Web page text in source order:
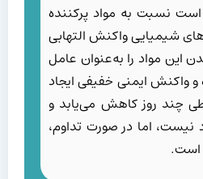
نسبت به مواد پرکننده
شیمیایی واکنش التهابی
این مواد را به‌عنوان عامل
واکنش ایمنی خفیفی ایجاد
چند روز کاهش می‌یابد و
نیست، اما در صورت تداوم،
است.